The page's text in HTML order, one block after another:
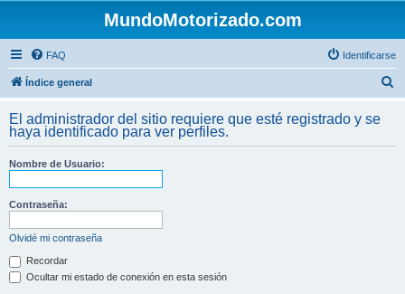
MundoMotorizado.com
FAQ Identificarse
Índice general
c
El administrador del sitio requiere que esté registrado y se
haya identificado para ver perfiles.
Nombre de Usuario:
Contraseña:
Olvidé mi contraseña
Recordar
Ocultar mi estado de conexión en esta sesión